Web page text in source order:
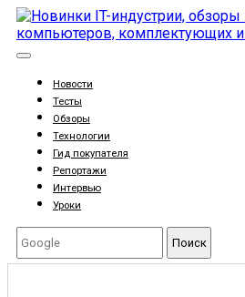
Новости
Тесты
Обзоры
Технологии
Гид покупателя
Репортажи
Интервью
Уроки
Поиск